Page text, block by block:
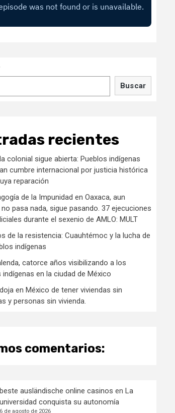
Buscar
recientes
colonial sigue abierta: Pueblos indígenas
cumbre internacional por justicia histórica
reparación
de la Impunidad en Oaxaca, aun
pasa nada, sigue pasando. 37 ejecuciones
durante el sexenio de AMLO: MULT
de la resistencia: Cuauhtémoc y la lucha de
indígenas
catorce años visibilizando a los
indígenas en la ciudad de México
en México de tener viviendas sin
y personas sin vivienda.
comentarios:
beste ausländische online casinos en La
universidad conquista su autonomía
6 de agosto de 2026